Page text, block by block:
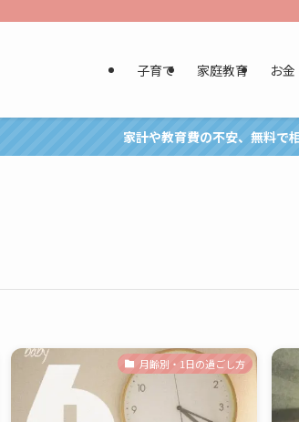
子育て 家庭教育 お
家計や教育費の不安、無料で
月齢別・1日の過ごし方